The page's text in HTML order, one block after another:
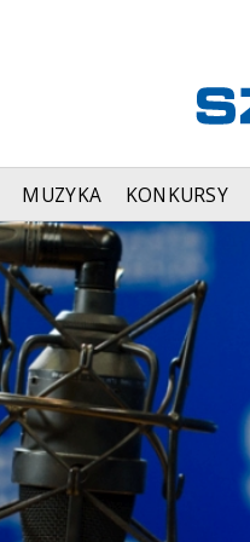
MUZYKA KONKURSY